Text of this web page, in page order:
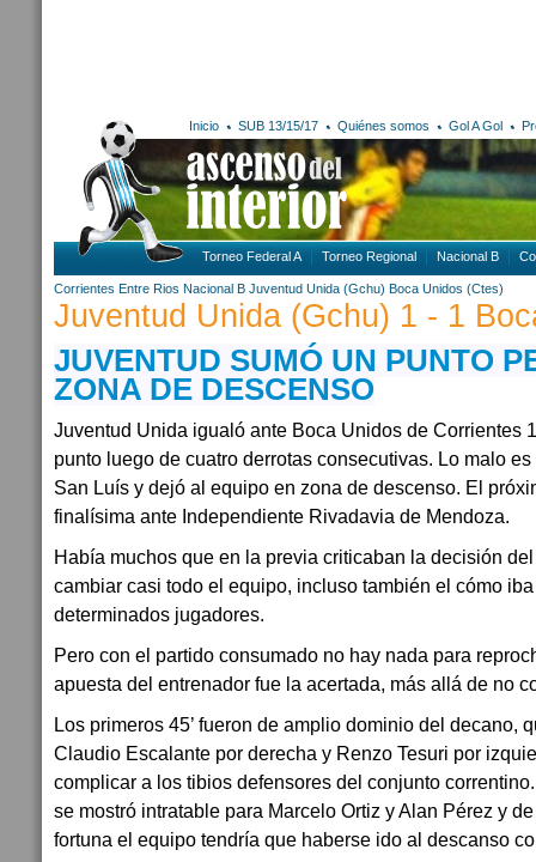
Inicio SUB 13/15/17 Quiénes somos Gol A Gol
Torneo Federal A Torneo Regional Nacional B
Corrientes Entre Rios Nacional B Juventud Unida (Gchu) Boca Unidos (Ctes)
Juventud Unida (Gchu) 1 - 1
JUVENTUD SUMÓ UN PUNTO
ZONA DE DESCENSO
Juventud Unida igualó ante Boca Unidos de Corrientes
punto luego de cuatro derrotas consecutivas. Lo malo
San Luís y dejó al equipo en zona de descenso. El
finalísima ante Independiente Rivadavia de Mendoza.
Había muchos que en la previa criticaban la decisión
cambiar casi todo el equipo, incluso también el cómo
determinados jugadores.
Pero con el partido consumado no hay nada para
apuesta del entrenador fue la acertada, más allá de no
Los primeros 45’ fueron de amplio dominio del decano,
Claudio Escalante por derecha y Renzo Tesuri por
complicar a los tibios defensores del conjunto
se mostró intratable para Marcelo Ortiz y Alan Pérez y
fortuna el equipo tendría que haberse ido al descanso